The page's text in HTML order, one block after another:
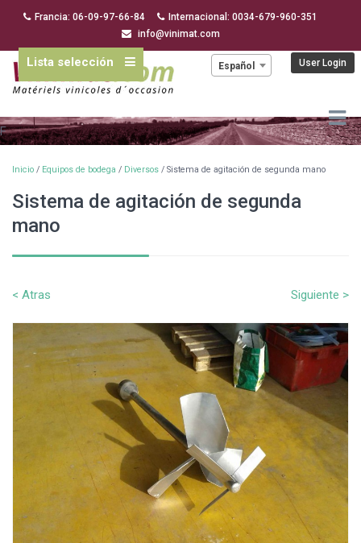
Francia: 06-09-97-66-84
Internacional: 0034-679-960-351
info@vinimat.com
Lista selección Español User Login
F
Inicio / Equipos de bodega / Diversos / Sistema de agitación de segunda mano
Sistema de agitación de segunda
mano
< Atras Siguiente >